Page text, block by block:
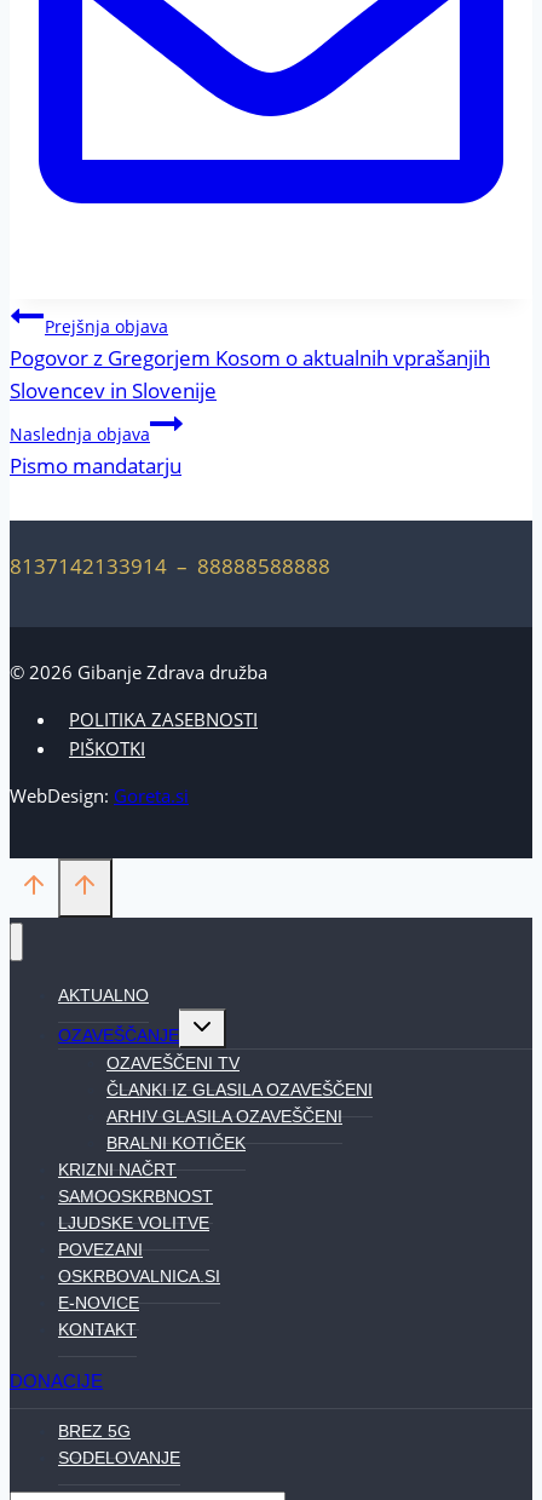
Navigacija
prispevka
Prejšnja objava
Pogovor z Gregorjem Kosom o aktualnih vprašanjih
Slovencev in Slovenije
Naslednja objava
Pismo mandatarju
8137142133914 – 88888588888
© 2026 Gibanje Zdrava družba
POLITIKA ZASEBNOSTI
PIŠKOTKI
WebDesign: Goreta.si
AKTUALNO
OZAVEŠČANJE
Toggle
menu
OZAVEŠČENI TV
ČLANKI IZ GLASILA OZAVEŠČENI
ARHIV GLASILA OZAVEŠČENI
BRALNI KOTIČEK
KRIZNI NAČRT
SAMOOSKRBNOST
LJUDSKE VOLITVE
POVEZANI
OSKRBOVALNICA.SI
E-NOVICE
KONTAKT
DONACIJE
BREZ 5G
SODELOVANJE